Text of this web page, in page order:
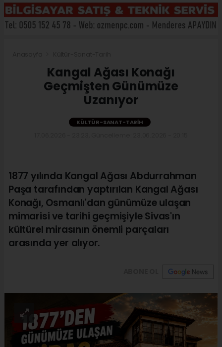
Kangal Ağası Konağı
Geçmişten Günümüze
Uzanıyor
KÜLTÜR-SANAT-TARIH
1877 yılında Kangal Ağası Abdurrahman
Paşa tarafından yaptırılan Kangal Ağası
Konağı, Osmanlı'dan günümüze ulaşan
mimarisi ve tarihi geçmişiyle Sivas'ın
kültürel mirasının önemli parçaları
arasında yer alıyor.